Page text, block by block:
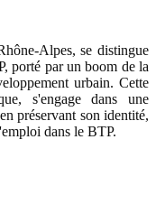
Alpes, se distingue
porté par un boom de la
urbain. Cette
s'engage dans une
préservant son identité,
dans le BTP.